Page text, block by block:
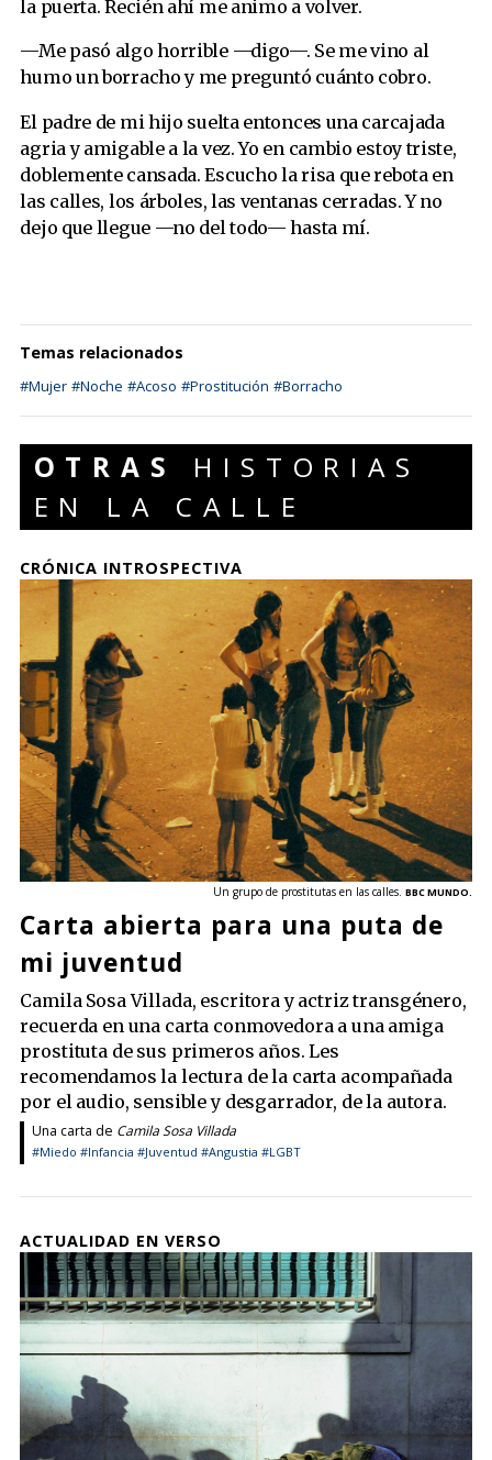
la puerta. Recién ahí me animo a volver.
—Me pasó algo horrible —digo—. Se me vino al
humo un borracho y me preguntó cuánto cobro.
El padre de mi hijo suelta entonces una carcajada
agria y amigable a la vez. Yo en cambio estoy triste,
doblemente cansada. Escucho la risa que rebota en
las calles, los árboles, las ventanas cerradas. Y no
dejo que llegue —no del todo— hasta mí.
Temas relacionados
#Mujer #Noche #Acoso #Prostitución #Borracho
OTRAS
HISTORIAS
EN LA CALLE
CRÓNICA INTROSPECTIVA
Un grupo de prostitutas en las calles. BBC MUNDO.
Carta abierta para una puta de
mi juventud
Camila Sosa Villada, escritora y actriz transgénero,
recuerda en una carta conmovedora a una amiga
prostituta de sus primeros años. Les
recomendamos la lectura de la carta acompañada
por el audio, sensible y desgarrador, de la autora.
Una carta de Camila Sosa Villada
#Miedo #Infancia #Juventud #Angustia #LGBT
ACTUALIDAD EN VERSO